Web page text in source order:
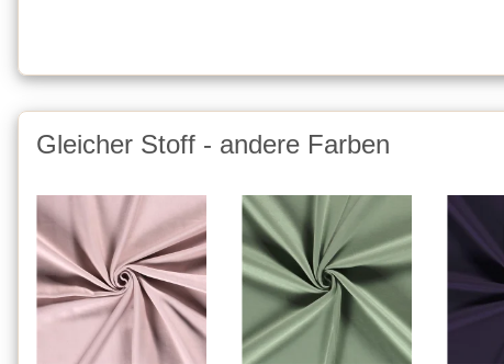
Gleicher Stoff - andere Farben